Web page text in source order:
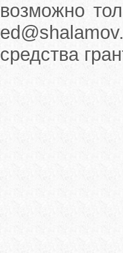
возможно
средства